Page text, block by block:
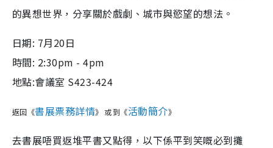
的異想世界，分享關於戲劇、城市與慾望的想法。
日期: 7月20日
時間: 2:30pm - 4pm
地點:會議室 S423-424
返回《書展票務詳情》或到《活動簡介》
去書展唔買返堆平書又點得，以下係平到笑嘅必到攤